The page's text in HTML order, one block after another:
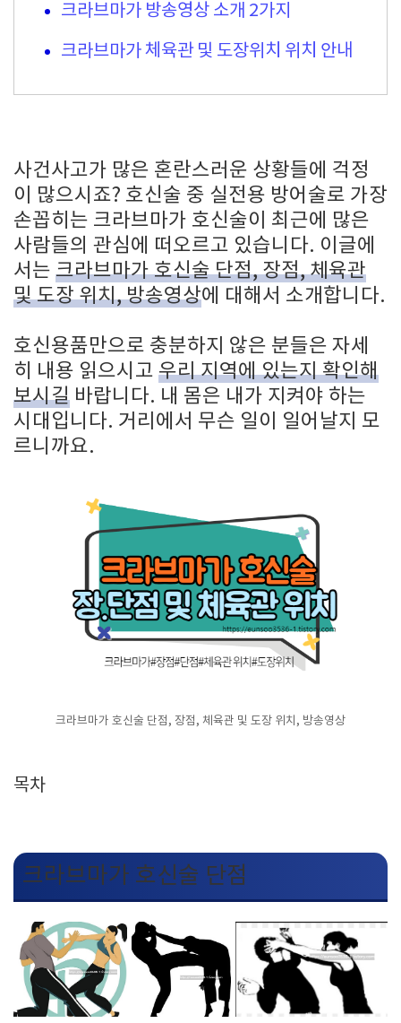
크라브마가 방송영상 소개 2가지
크라브마가 체육관 및 도장위치 위치 안내
사건사고가 많은 혼란스러운 상황들에 걱정
이 많으시죠? 호신술 중 실전용 방어술로 가장
손꼽히는 크라브마가 호신술이 최근에 많은
사람들의 관심에 떠오르고 있습니다. 이글에
서는 크라브마가 호신술 단점, 장점, 체육관
및 도장 위치, 방송영상에 대해서 소개합니다.
호신용품만으로 충분하지 않은 분들은 자세
히 내용 읽으시고 우리 지역에 있는지 확인해
보시길 바랍니다. 내 몸은 내가 지켜야 하는
시대입니다. 거리에서 무슨 일이 일어날지 모
르니까요.
크라브마가 호신술 단점, 장점, 체육관 및 도장 위치, 방송영상
목차
크라브마가 호신술 단점